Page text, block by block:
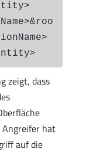
zeigt, dass
hat
auf die